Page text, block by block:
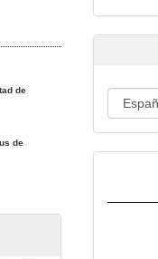
de
de
t
í
o